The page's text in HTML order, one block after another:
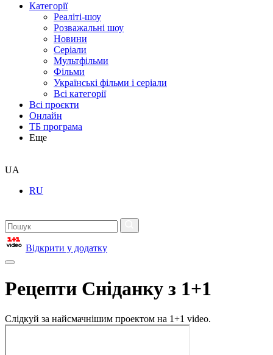
Категорії
Реаліті-шоу
Розважальні шоу
Новини
Серіали
Мультфільми
Фільми
Українські фільми і серіали
Всі категорії
Всі проєкти
Онлайн
ТБ програма
Еще
UA
RU
Відкрити у додатку
Рецепти Сніданку з 1+1
Слідкуй за найсмачнішим проектом на 1+1 video.